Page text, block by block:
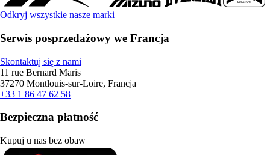
Odkryj wszystkie nasze marki
Serwis posprzedażowy we Francja
Skontaktuj się z nami
11 rue Bernard Maris
37270 Montlouis-sur-Loire, Francja
+33 1 86 47 62 58
Bezpieczna płatność
Kupuj u nas bez obaw